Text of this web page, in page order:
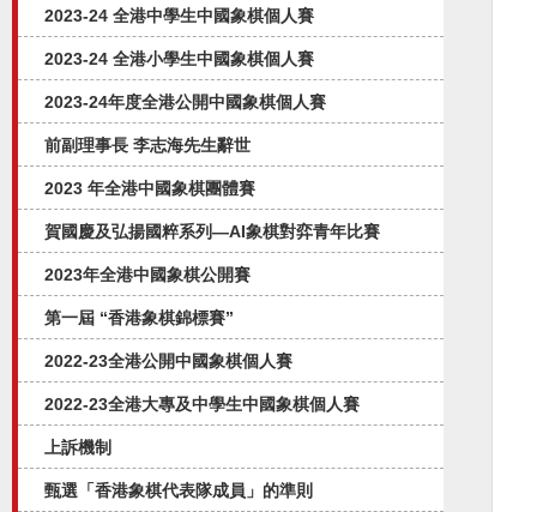
2023-24 全港中學生中國象棋個人賽
2023-24 全港小學生中國象棋個人賽
2023-24年度全港公開中國象棋個人賽
前副理事長 李志海先生辭世
2023 年全港中國象棋團體賽
賀國慶及弘揚國粹系列—AI象棋對弈⻘年比賽
2023年全港中國象棋公開賽
第一屆 “香港象棋錦標賽”
2022-23全港公開中國象棋個人賽
2022-23全港大專及中學生中國象棋個人賽
上訴機制
甄選「香港象棋代表隊成員」的準則